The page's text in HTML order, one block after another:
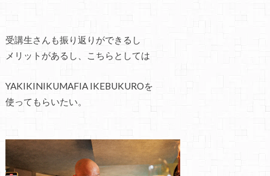
受講生さんも振り返りができるし
メリットがあるし、こちらとしては
YAKIKINIKUMAFIA IKEBUKUROを
使ってもらいたい。